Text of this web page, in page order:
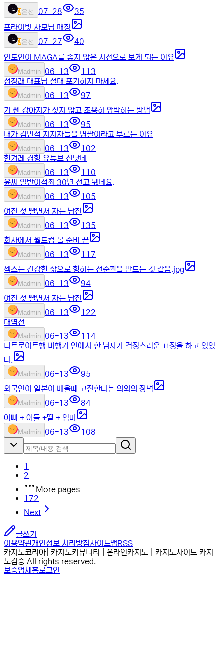
3은선 07-28
35
프라이빗 사모님 매칭
3은선 07-27
40
인도인이 MAGA를 좋지 않은 시선으로 보게 되는 이유
Madmin 06-13
113
정청래 대표님 절대 포기하지 마세요.
Madmin 06-13
97
기 쎈 강아지가 짖지 않고 조용히 압박하는 방법
Madmin 06-13
95
내가 김민석 지지자들을 명팔이라고 부르는 이유
Madmin 06-13
102
한겨레 경향 유튜브 신낫네
Madmin 06-13
110
윤씨 일반이적죄 30년 선고 됐네요.
Madmin 06-13
105
여친 젖 빨면서 자는 남친
Madmin 06-13
135
회사에서 월드컵 볼 준비 끝
Madmin 06-13
117
섹스는 건강한 삶으로 향하는 선순환을 만드는 것 같음.jpg
Madmin 06-13
94
여친 젖 빨면서 자는 남친
Madmin 06-13
122
대역전
Madmin 06-13
114
디트로이트행 비행기 안에서 한 남자가 걱정스러운 표정을 하고 있었
다.
Madmin 06-13
95
외국인이 일본어 배울때 고전한다는 의외의 장벽
Madmin 06-13
84
아빠 + 아들 +딸 + 엄마
Madmin 06-13 108
1
2
More pages
172
Next
글쓰기
이용약관개인정보 처리방침사이트맵RSS
카지노코리아| 카지노커뮤니티 | 온라인카지노 | 카지노사이트 카지
노검증 All rights reserved.
보증업체 홈로그인